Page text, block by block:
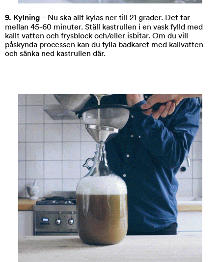
9. Kylning – Nu ska allt kylas ner till 21 grader. Det tar
mellan 45-60 minuter. Ställ kastrullen i en vask fylld med
kallt vatten och frysblock och/eller isbitar. Om du vill
påskynda processen kan du fylla badkaret med kallvatten
och sänka ned kastrullen där.